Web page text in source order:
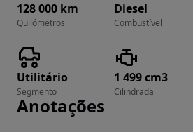
128 000 km
Quilómetros
Diesel
Combustível
Utilitário
Segmento
1 499 cm3
Cilindrada
Anotações